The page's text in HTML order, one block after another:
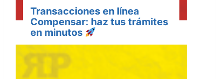
Transacciones en línea
Compensar: haz tus trámites
en minutos